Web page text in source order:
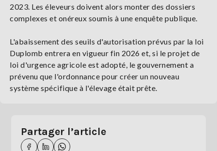
2023. Les éleveurs doivent alors monter des dossiers
complexes et onéreux soumis à une enquête publique.
L'abaissement des seuils d'autorisation prévus par la loi
Duplomb entrera en vigueur fin 2026 et, si le projet de
loi d'urgence agricole est adopté, le gouvernement a
prévenu que l'ordonnance pour créer un nouveau
système spécifique à l'élevage était prête.
Partager l’article